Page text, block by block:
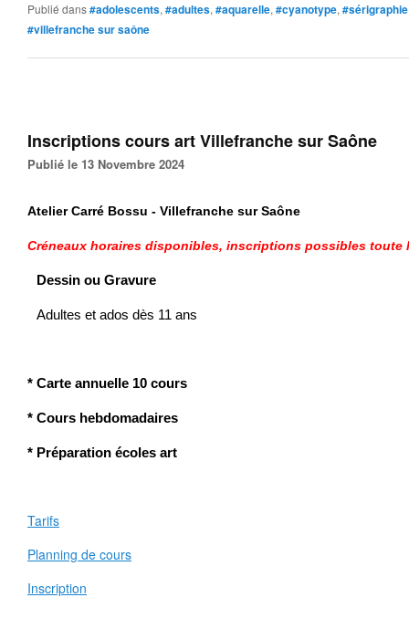
Publié dans#adolescents, #adultes, #aquarelle, #cyanotype, #sérigraphie
#villefranche sur saône
Inscriptions cours art Villefranche sur Saône
Publié le 13 Novembre 2024
Atelier Carré Bossu - Villefranche sur Saône
Créneaux horaires disponibles, inscriptions possibles toute
Dessin ou Gravure
Adultes et ados dès 11 ans
* Carte annuelle 10 cours
* Cours hebdomadaires
* Préparation écoles art
Tarifs
Planning de cours
Inscription